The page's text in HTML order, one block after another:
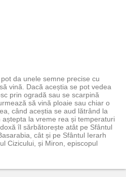
da unele semne precise cu
vină. Dacă aceștia se pot vedea
prin ogradă sau se scarpină
să vină ploaie sau chiar o
când aceștia se aud lătrând la
la vreme rea și temperaturi
îl sărbătorește atât pe Sfântul
cât și pe Sfântul Ierarh
Cizicului, și Miron, episcopul